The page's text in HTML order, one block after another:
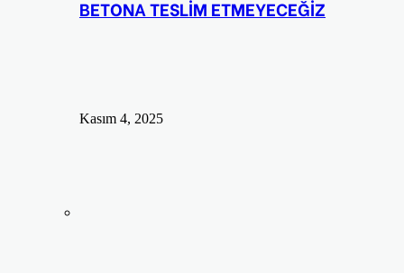
BETONA TESLİM ETMEYECEĞİZ
Kasım 4, 2025